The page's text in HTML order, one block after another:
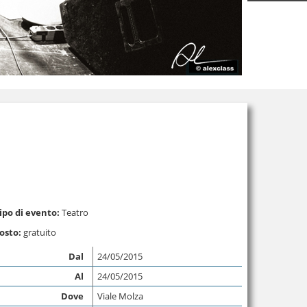
di evento: Teatro
gratuito
Dal
24/05/2015
Al
24/05/2015
Dove
Viale Molza